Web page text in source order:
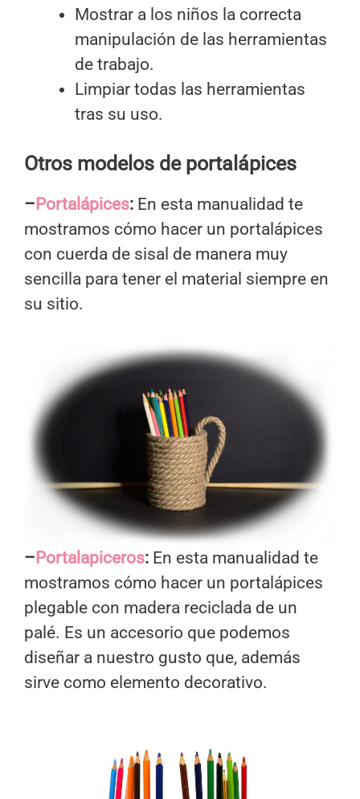
Mostrar a los niños la correcta
manipulación de las herramientas
de trabajo.
Limpiar todas las herramientas
tras su uso.
Otros modelos de portalápices
– Portalápices: En esta manualidad te
mostramos cómo hacer un portalápices
con cuerda de sisal de manera muy
sencilla para tener el material siempre en
su sitio.
– Portalapiceros: En esta manualidad te
mostramos cómo hacer un portalápices
plegable con madera reciclada de un
palé. Es un accesorio que podemos
diseñar a nuestro gusto que, además
sirve como elemento decorativo.